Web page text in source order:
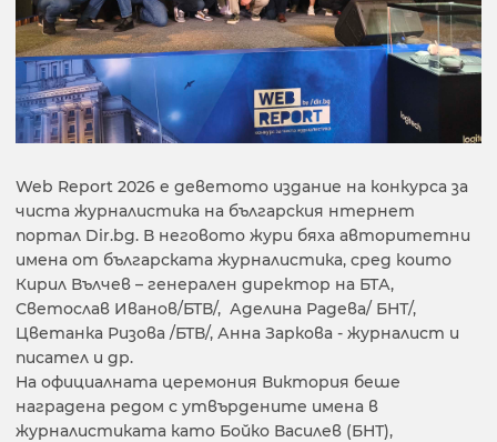
Web Report 2026 e деветото издание на конкурса за
чиста журналистика на българския нтернет
портал Dir.bg. В неговото жури бяха авторитетни
имена от българската журналистика, сред които
Кирил Вълчев – генерален директор на БТА,
Светослав Иванов/БТВ/, Аделина Радева/ БНТ/,
Цветанка Ризова /БТВ/, Анна Заркова - журналист и
писател и др.
На официалната церемония Виктория беше
наградена редом с утвърдените имена в
журналистиката като Бойко Василев (БНТ),